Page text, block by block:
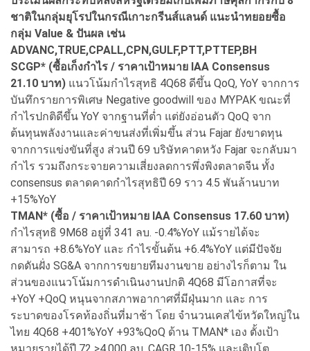
ชาติในกลุ่มยุโรปในกรณีเกาะกรีนส์แลนด์ แนะนำทยอยซื้อ
กลุ่ม Value & ปันผล เช่น
ADVANC,TRUE,CPALL,CPN,GULF,PTT,PTTEP,BH
SCGP* (ซื้อเก็งกำไร / ราคาเป้าหมาย IAA Consensus
21.10 บาท) แนวโน้มกำไรสุทธิ 4Q68 ดีขึ้น QoQ, YoY จากการ
บันทึกรายการพิเศษ Negative goodwill ของ MYPAK ขณะที่
กำไรปกติดีขึ้น YoY จากฐานที่ต่ำ แต่ยังอ่อนตัว QoQ จาก
ต้นทุนพลังงานและค่าขนส่งที่เพิ่มขึ้น ส่วน Fajar ยังขาดทุน
จากการแข่งขันที่สูง ส่วนปี 69 บริษัทคาดหวัง Fajar จะกลับมา
กำไร รวมถึงกระจายความเสี่ยงลดการพึ่งพิงตลาดจีน ทั้ง
consensus ตลาดคาดกำไรสุทธิปี 69 ราว 4.5 พันล้านบาท
+15%YoY
TMAN* (ซื้อ / ราคาเป้าหมาย IAA Consensus 17.60 บาท)
กำไรสุทธิ 9M68 อยู่ที่ 341 ลบ. -0.4%YoY แม้รายได้จะ
สามารถ +8.6%YoY และ กำไรขั้นต้น +6.4%YoY แต่มีปัจจัย
กดดันฝั่ง SG&A จากการขยายทีมงานขาย อย่างไรก็ตาม ใน
ส่วนของแนวโน้มการดำเนินงานปกติ 4Q68 มีโอกาสที่จะ
+YoY +QoQ หนุนจากสภาพอากาศที่มีฝุ่นมาก และ การ
ระบาดของโรคท้องถิ่นที่มาช้า โดย จำนวนเคสไข้หวัดใหญ่ใน
ไทย 4Q68 +401%YoY +93%QoQ ด้าน TMAN* เอง ตั้งเป้า